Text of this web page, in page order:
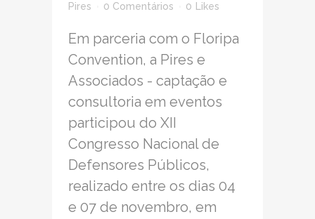
Pires
0 Comentários 0 Likes
Em parceria com o Floripa
Convention, a Pires e
Associados - captação e
consultoria em eventos
participou do XII
Congresso Nacional de
Defensores Públicos,
realizado entre os dias 04
e 07 de novembro, em